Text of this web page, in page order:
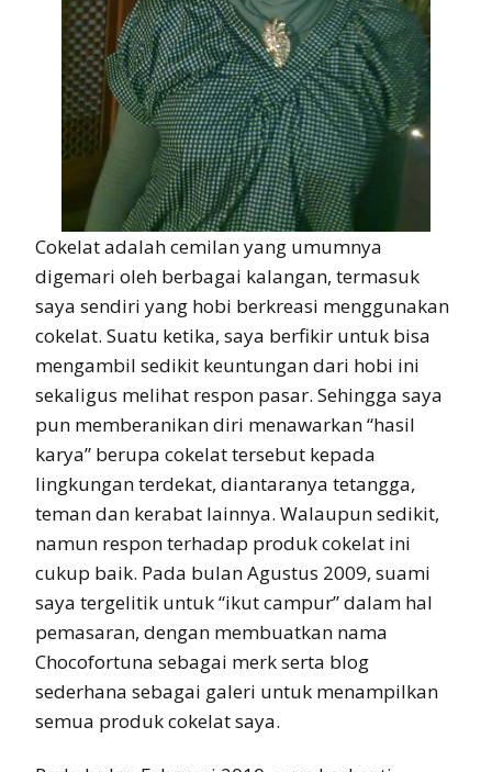
Cokelat adalah cemilan yang umumnya
digemari oleh berbagai kalangan, termasuk
saya sendiri yang hobi berkreasi menggunakan
cokelat. Suatu ketika, saya berfikir untuk bisa
mengambil sedikit keuntungan dari hobi ini
sekaligus melihat respon pasar. Sehingga saya
pun memberanikan diri menawarkan “hasil
karya” berupa cokelat tersebut kepada
lingkungan terdekat, diantaranya tetangga,
teman dan kerabat lainnya. Walaupun sedikit,
namun respon terhadap produk cokelat ini
cukup baik. Pada bulan Agustus 2009, suami
saya tergelitik untuk “ikut campur” dalam hal
pemasaran, dengan membuatkan nama
Chocofortuna sebagai merk serta blog
sederhana sebagai galeri untuk menampilkan
semua produk cokelat saya.